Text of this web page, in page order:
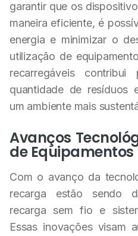
garantir que os
maneira eficiente, é
energia e minimizar o
utilização de
recarregáveis
quantidade de resíduos
um ambiente mais
Avanços
de Equipamentos
Com o avanço da
recarga estão sendo
recarga sem fio e
Essas inovações visam